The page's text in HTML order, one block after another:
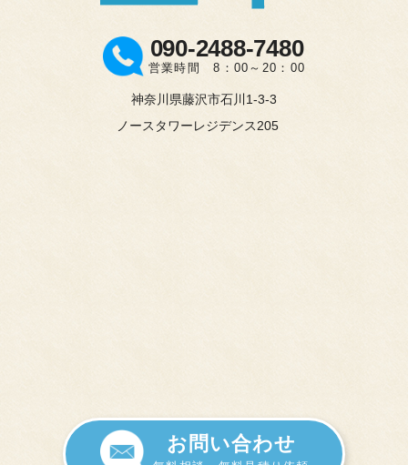
090-2488-7480
営業時間 8：00～20：00
神奈川県藤沢市石川1-3-3
ノースタワーレジデンス205
お問い合わせ